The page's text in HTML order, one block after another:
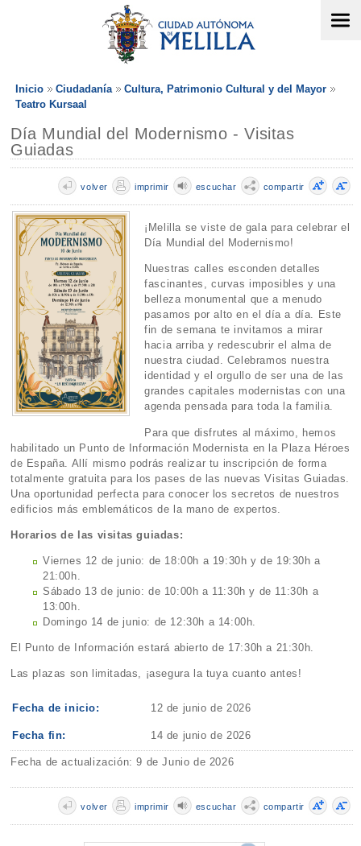
Inicio Ciudadanía
Cultura, Patrimonio Cultural y del Mayor
Teatro Kursaal
Día Mundial del Modernismo - Visitas
Guiadas
compartir
escuchar
imprimir
volver
¡Melilla se viste de gala para celebrar el
Día Mundial del Modernismo!
Nuestras calles esconden detalles
fascinantes, curvas imposibles y una
belleza monumental que a menudo
pasamos por alto en el día a día. Este
fin de semana te invitamos a mirar
hacia arriba y redescubrir el alma de
nuestra ciudad. Celebramos nuestra
identidad y el orgullo de ser una de las
grandes capitales modernistas con una
agenda pensada para toda la familia.
Para que disfrutes al máximo, hemos
habilitado un Punto de Información Modernista en la Plaza Héroes
de España. Allí mismo podrás realizar tu inscripción de forma
totalmente gratuita para los pases de las nuevas Visitas Guiadas.
Una oportunidad perfecta para conocer los secretos de nuestros
edificios más emblemáticos de la mano de expertos.
Horarios de las visitas guiadas:
Viernes 12 de junio: de 18:00h a 19:30h y de 19:30h a
21:00h.
Sábado 13 de junio: de 10:00h a 11:30h y de 11:30h a
13:00h.
Domingo 14 de junio: de 12:30h a 14:00h.
El Punto de Información estará abierto de 17:30h a 21:30h.
Las plazas son limitadas, ¡asegura la tuya cuanto antes!
Fecha de inicio: 12 de junio de 2026
Fecha fin: 14 de junio de 2026
Fecha de actualización: 9 de Junio de 2026
compartir
escuchar
imprimir
volver